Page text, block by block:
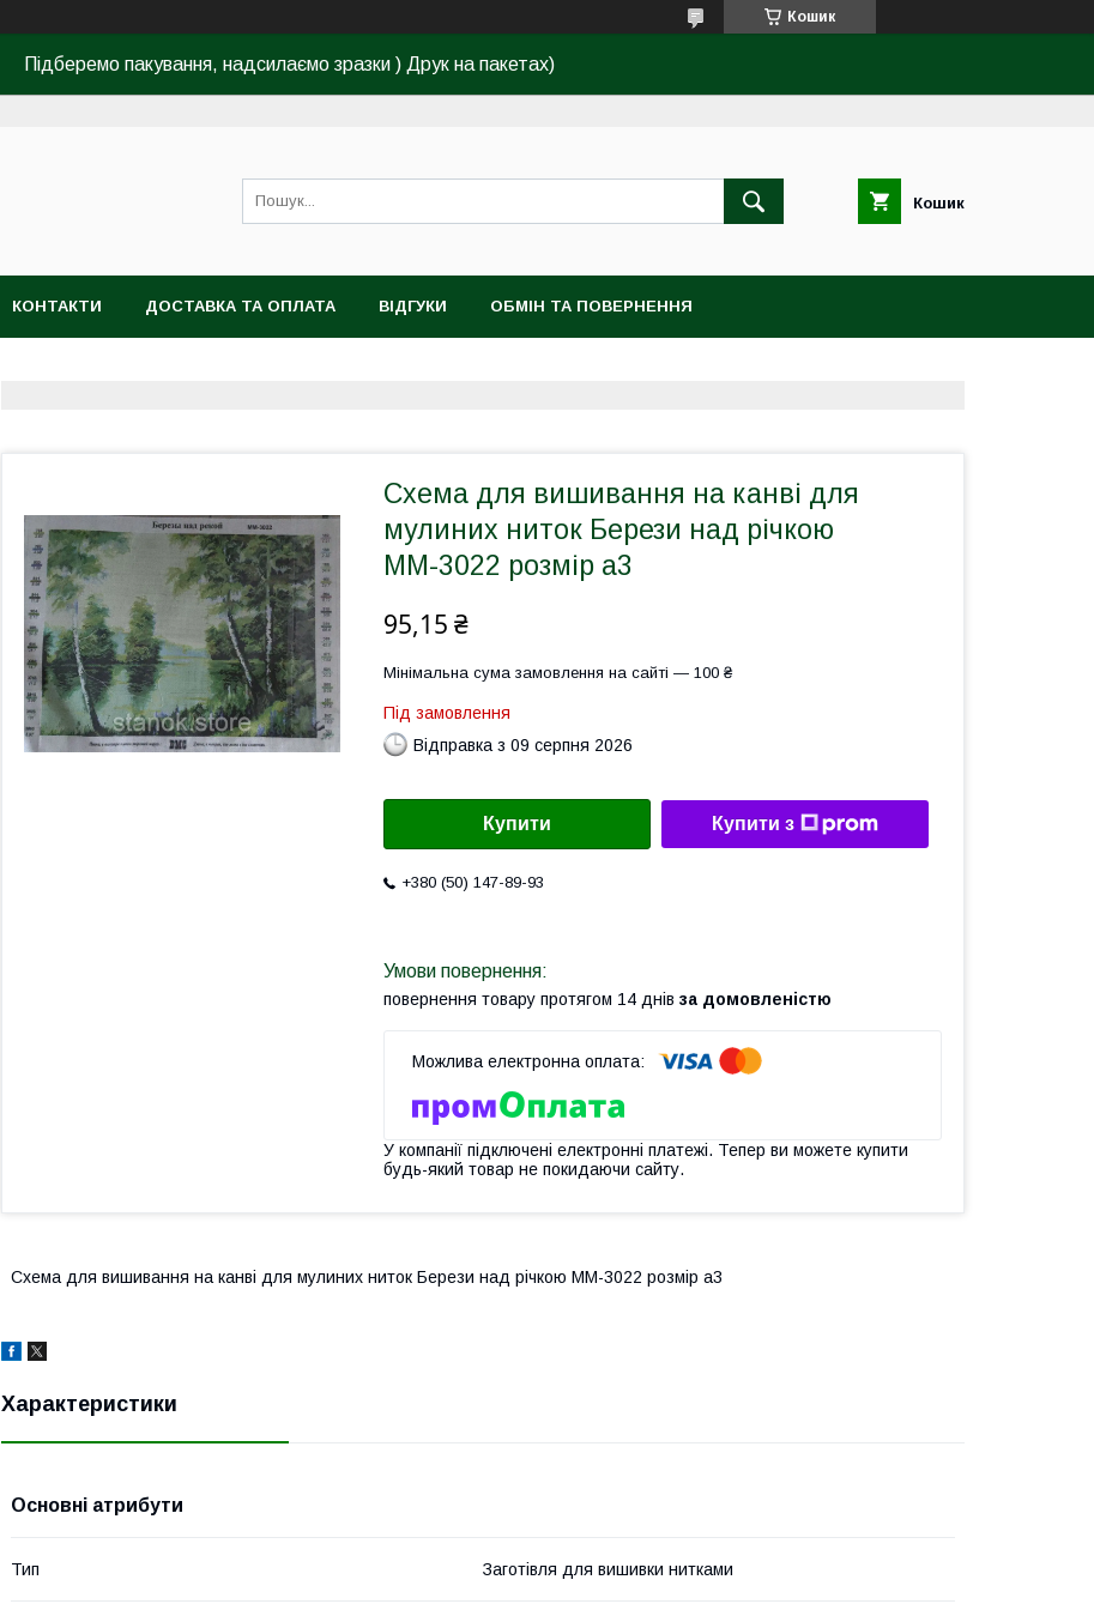
Кошик
Підберемо пакування, надсилаємо зразки ) Друк на пакетах)
Кошик
КОНТАКТИ ДОСТАВКА ТА ОПЛАТА ВІДГУКИ ОБМІН ТА ПОВЕРНЕННЯ
Схема для вишивання на канві для
мулиних ниток Берези над річкою
ММ-3022 розмір а3
95,15 ₴
Мінімальна сума замовлення на сайті — 100 ₴
Під замовлення
Відправка з 09 серпня 2026
Купити Купити з
+380 (50) 147-89-93
повернення товару протягом 14 днів за домовленістю
У компанії підключені електронні платежі. Тепер ви можете купити
будь-який товар не покидаючи сайту.
Схема для вишивання на канві для мулиних ниток Берези над річкою ММ-3022 розмір а3
Характеристики
Основні атрибути
Тип Заготівля для вишивки нитками